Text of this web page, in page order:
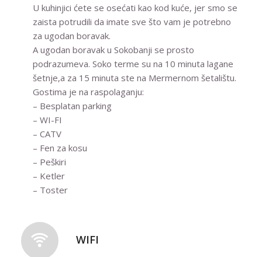
U kuhinjici ćete se osećati kao kod kuće, jer smo se
zaista potrudili da imate sve što vam je potrebno
za ugodan boravak.
A ugodan boravak u Sokobanji se prosto
podrazumeva. Soko terme su na 10 minuta lagane
šetnje,a za 15 minuta ste na Mermernom šetalištu.
Gostima je na raspolaganju:
– Besplatan parking
– WI-FI
– CATV
– Fen za kosu
– Peškiri
– Ketler
– Toster
WIFI